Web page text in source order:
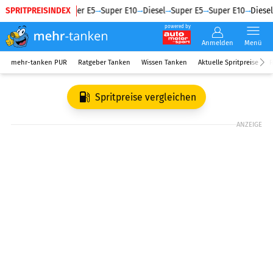
SPRITPREISINDEX
Diesel Super E5 Super E10 Diesel Super E5 Super E10 Diesel
powered by
Anmelden Menü
mehr-tanken PUR Ratgeber Tanken Wissen Tanken Aktuelle Spritpreise
Spritpreise vergleichen
ANZEIGE